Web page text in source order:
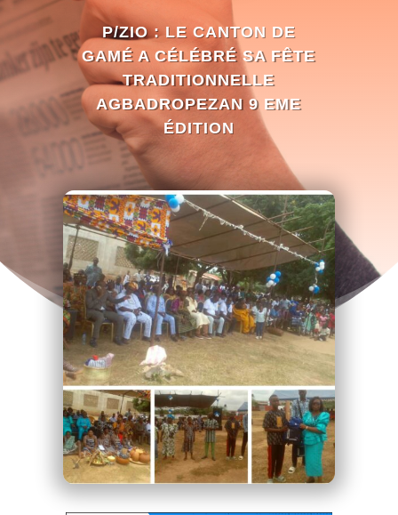
P/ZIO : LE CANTON DE
GAMÉ A CÉLÉBRÉ SA FÊTE
TRADITIONNELLE
AGBADROPEZAN 9 EME
ÉDITION